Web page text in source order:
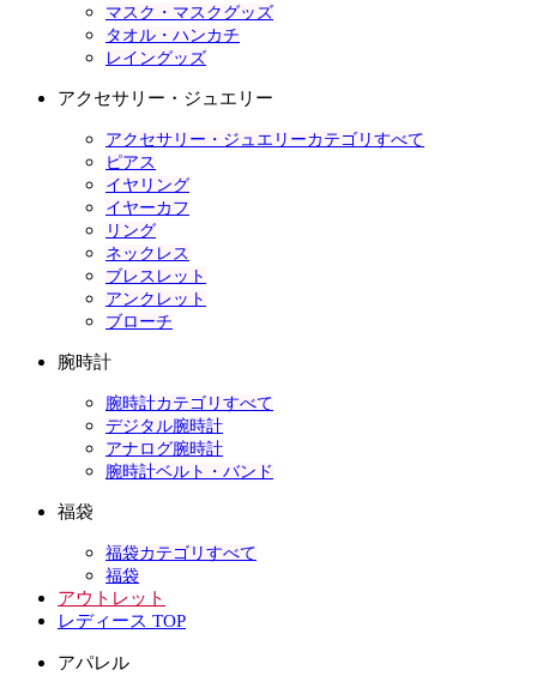
マスク・マスクグッズ
タオル・ハンカチ
レイングッズ
アクセサリー・ジュエリー
アクセサリー・ジュエリーカテゴリすべて
ピアス
イヤリング
イヤーカフ
リング
ネックレス
ブレスレット
アンクレット
ブローチ
腕時計
腕時計カテゴリすべて
デジタル腕時計
アナログ腕時計
腕時計ベルト・バンド
福袋
福袋カテゴリすべて
福袋
アウトレット
レディース TOP
アパレル